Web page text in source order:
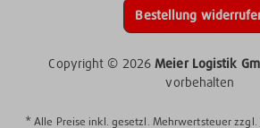
Bestellung
Copyright © 2026Meier Logistik
vorbehalten
* Alle Preise inkl. gesetzl. Mehrwertsteuer zzgl.